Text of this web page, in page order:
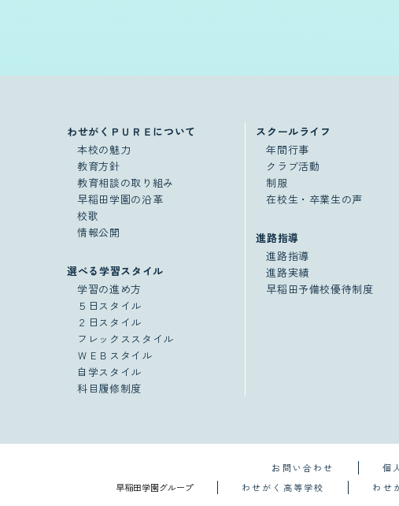
わせがくＰＵＲＥについて
本校の魅力
教育方針
教育相談の取り組み
早稲田学園の沿革
校歌
情報公開
選べる学習スタイル
学習の進め方
５日スタイル
２日スタイル
フレックススタイル
ＷＥＢスタイル
自学スタイル
科目履修制度
スクールライフ
年間行事
クラブ活動
制服
在校生・卒業生の声
進路指導
進路指導
進路実績
早稲田予備校優待制度
お問い合わせ 個
早稲田学園グループ
わせがく高等学校 わせ